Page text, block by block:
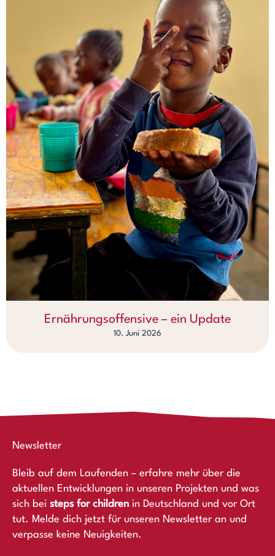
Ernährungsoffensive – ein Update
10. Juni 2026
Newsletter
Bleib auf dem Laufenden – erfahre mehr über die
aktuellen Entwicklungen in unseren Projekten und was
sich bei steps for children in Deutschland und vor Ort
tut. Melde dich jetzt für unseren Newsletter an und
verpasse keine Neuigkeiten.